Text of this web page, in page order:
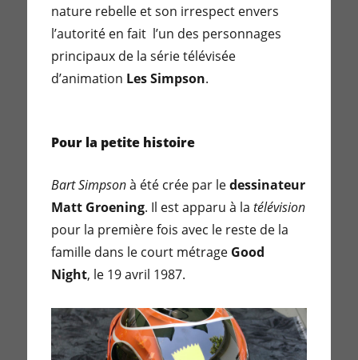
nature rebelle et son irrespect envers
l’autorité en fait l’un des personnages
principaux de la série télévisée
d’animation Les Simpson.
Pour la petite histoire
Bart Simpsonà été crée par ledessinateur
Matt Groening. Il est apparu à latélévision
pour la première fois avec le reste de la
famille dans le court métrage Good
Night, le 19 avril 1987.